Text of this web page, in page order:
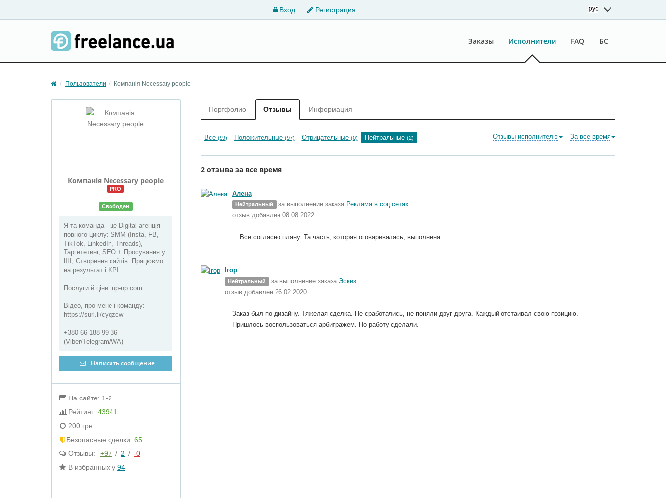
Вход Регистрация
Заказы Исполнители FAQ БС
Пользователи Компанія Necessary people
Компанія Necessary people
PRO
Свободен
Я та команда - це Digital-агенція
повного циклу: SMM (Insta, FB,
TikTok, LinkedIn, Threads),
Таргететинг, SEO + Просування у
ШІ, Cтворення сайтів. Працюємо
на результат і KPI.
Послуги й ціни: up-np.com
Відео, про мене і команду:
https://surl.li/cyqzcw
+380 66 188 99 36
(Viber/Telegram/WA)
Написать сообщение
На сайте: 1-й
Рейтинг: 43941
200 грн.
Бeзопасные сделки: 65
Отзывы:
+97 / 2 / -0
В избранных у 94
Портфолио Отзывы Информация
Все (99) Положительные (97) Отрицательные (0) Нейтральные (2) За все время
Отзывы исполнителю
2 отзыва за все время
Алена
Нейтральный за выполнение заказа Реклама в соц сетях
отзыв добавлен 08.08.2022
Все согласно плану. Та часть, которая оговаривалась, выполнена
Ігор
Нейтральный за выполнение заказа Эскиз
отзыв добавлен 26.02.2020
Заказ был по дизайну. Тяжелая сделка. Не сработались, не поняли друг-друга. Каждый отстаивал свою позицию.
Пришлось воспользоваться арбитражем. Но работу сделали.